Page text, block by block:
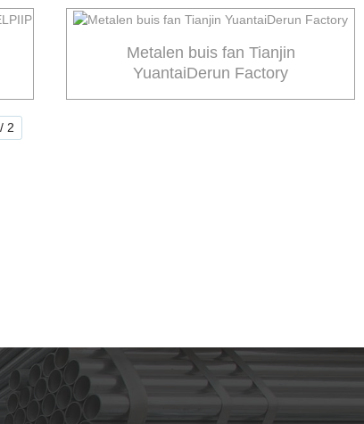
Metalen buis fan Tianjin
YuantaiDerun Factory
2